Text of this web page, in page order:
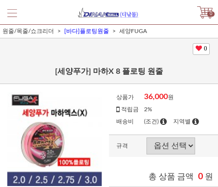
0
원줄/목줄/쇼크리더 [바다]플로팅원줄 세양FUGA
0
[세양푸가] 마하X 8 플로팅 원줄
상품가 36,000원
적립금 2%
배송비 (조건) 지역별
규격
총 상품 금액 0 원